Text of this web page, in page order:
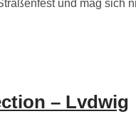
und mag sich
– Lvdwig